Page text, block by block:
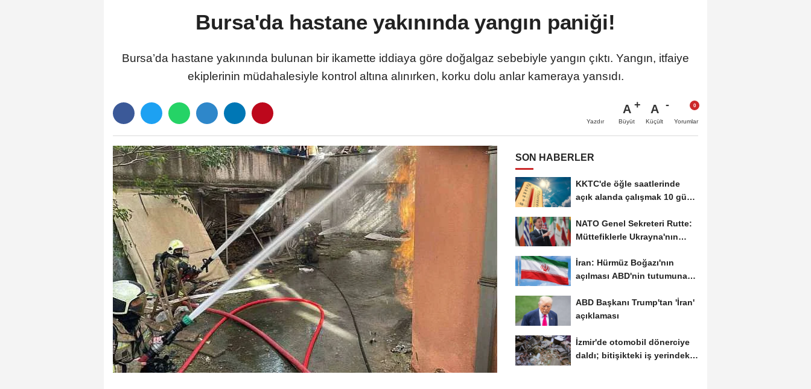
Bursa'da hastane yakınında yangın paniği!
Bursa’da hastane yakınında bulunan bir ikamette iddiaya göre doğalgaz sebebiyle yangın çıktı. Yangın, itfaiye
ekiplerinin müdahalesiyle kontrol altına alınırken, korku dolu anlar kameraya yansıdı.
Yazdır
A
Büyüt
A
Küçült Yorumlar
SON HABERLER
KKTC'de öğle saatlerinde
açık alanda çalışmak 10 gün
NATO Genel Sekreteri Rutte:
Müttefiklerle Ukrayna'nın
İran: Hürmüz Boğazı'nın
açılması ABD'nin tutumuna
ABD Başkanı Trump'tan 'İran'
açıklaması
İzmir'de otomobil dönerciye
daldı; bitişikteki iş yerindeki